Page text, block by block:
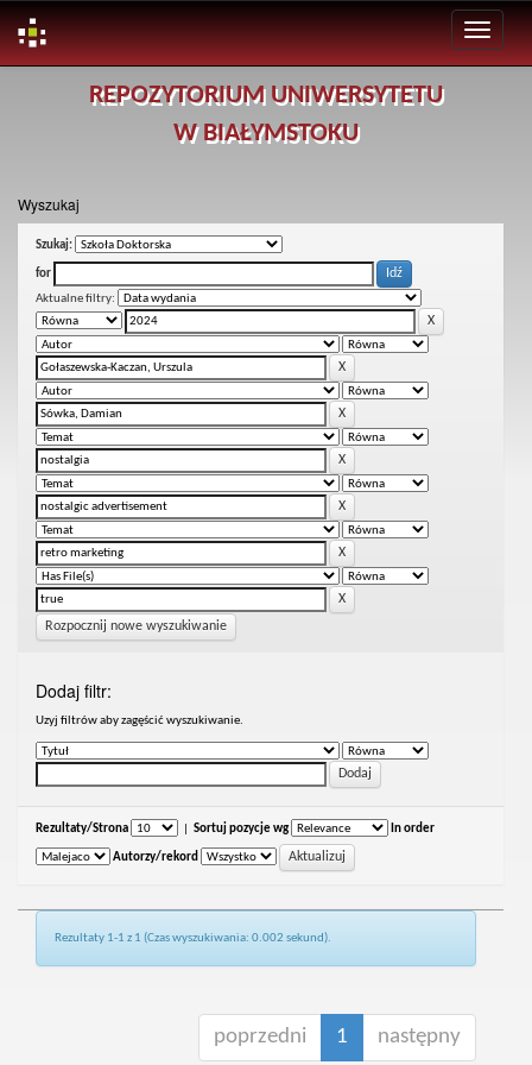
REPOZYTORIUM UNIWERSYTETU
W BIAŁYMSTOKU
Wyszukaj
Szukaj:
for
Aktualne filtry:
Rozpocznij nowe wyszukiwanie
Dodaj filtr:
Uzyj filtrów aby zagęścić wyszukiwanie.
Rezultaty/Strona Sortuj pozycje wg In order
Autorzy/rekord
Rezultaty 1-1 z 1 (Czas wyszukiwania: 0.002 sekund).
poprzedni 1 następny